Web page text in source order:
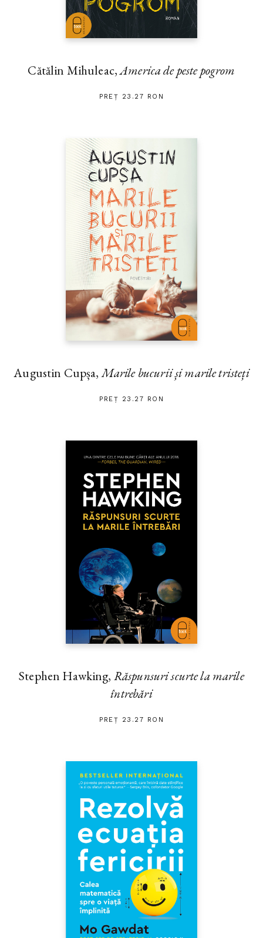
Cătălin Mihuleac,America de peste pogrom
PREȚ 23.27 RON
Augustin Cupșa,Marile bucurii și marile tristeți
PREȚ 23.27 RON
Stephen Hawking, Răspunsuri scurte la marile
întrebări
PREȚ 23.27 RON